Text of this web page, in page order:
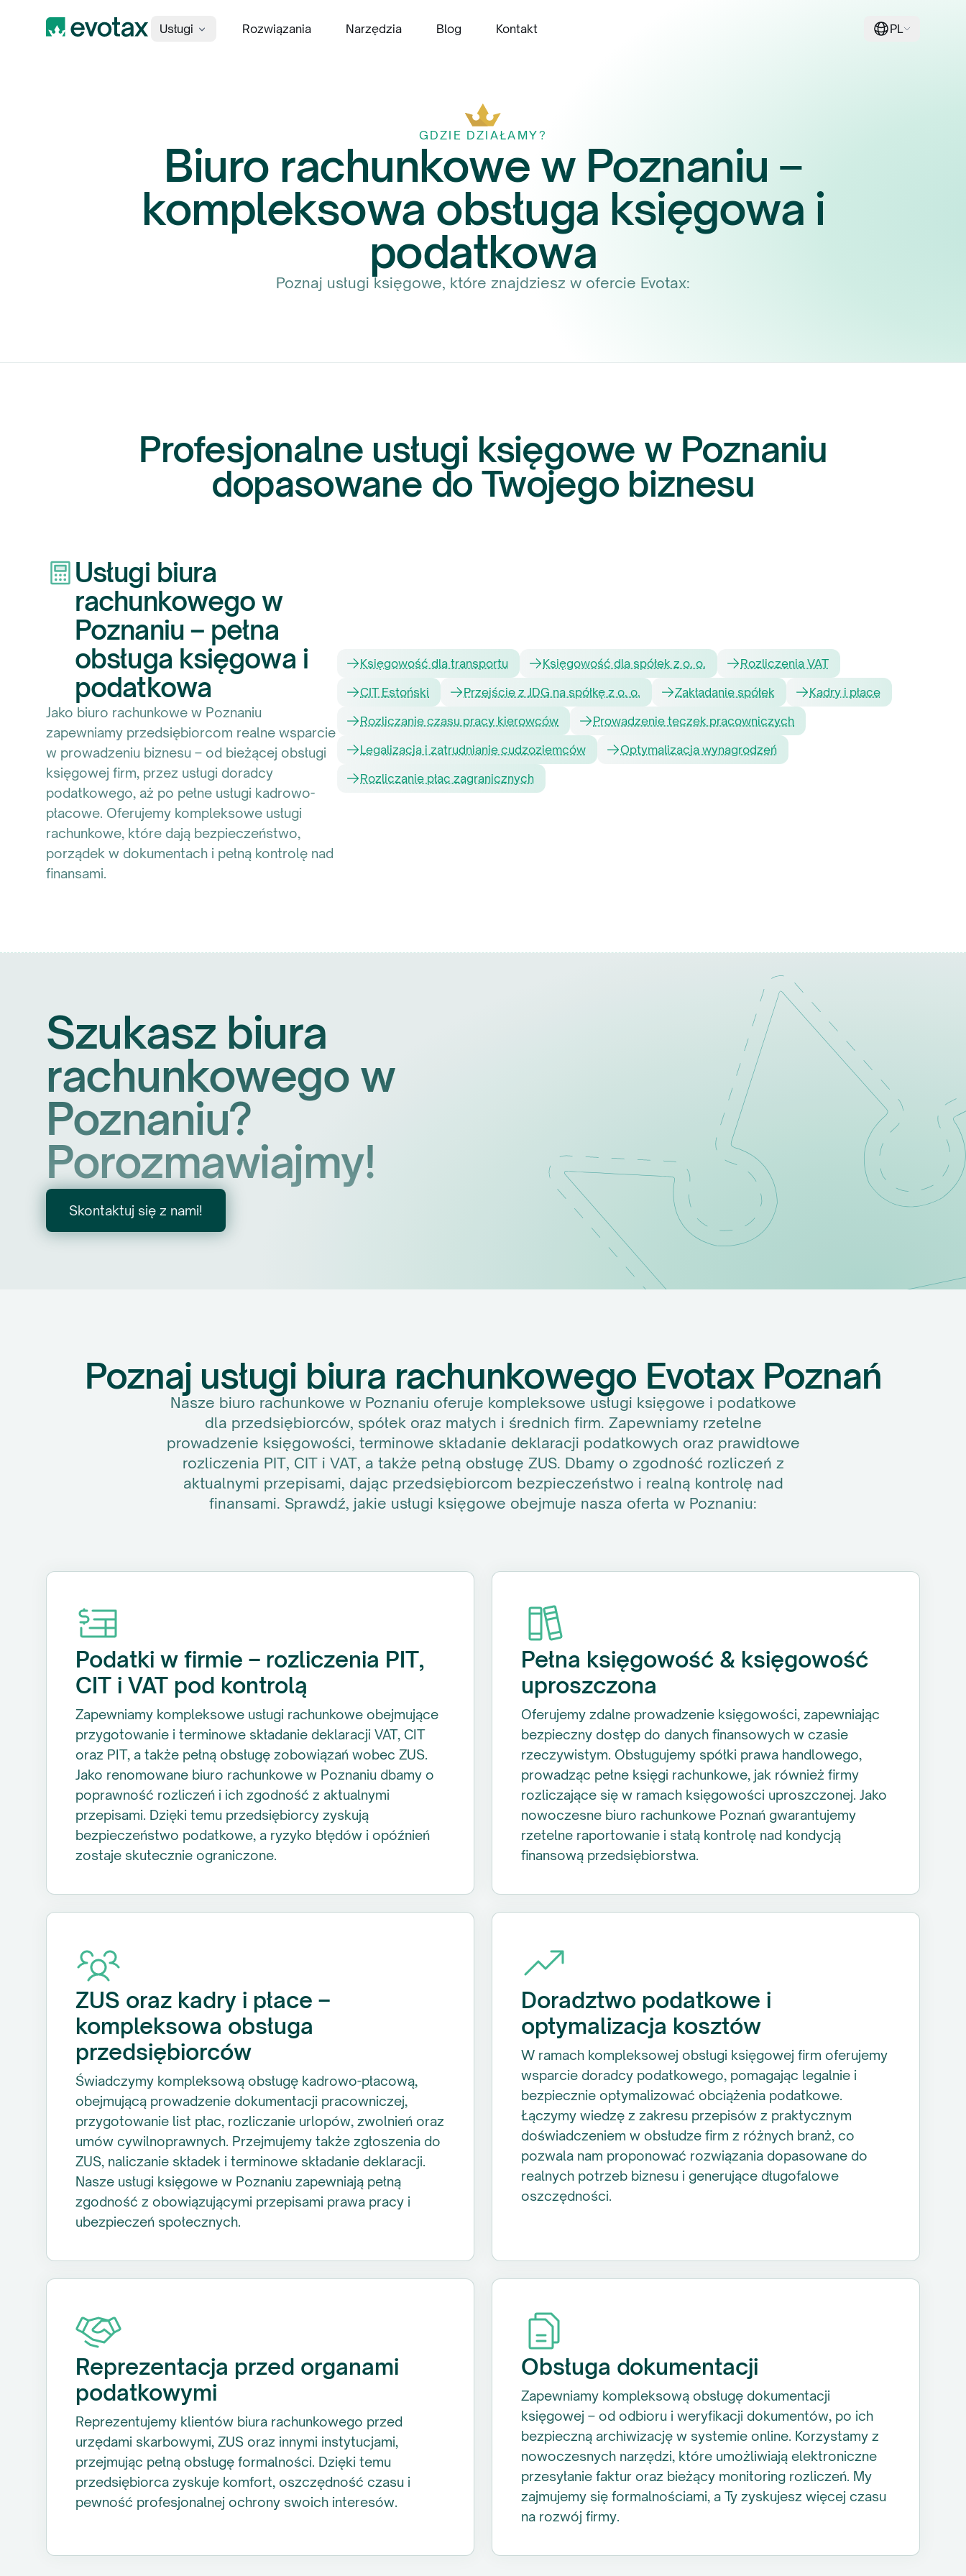
Evotax Usługi Rozwiązania Narzędzia Blog Kontakt PL
GDZIE DZIAŁAMY?
Biuro rachunkowe w Poznaniu –
kompleksowa obsługa księgowa i
podatkowa
Poznaj usługi księgowe, które znajdziesz w ofercie Evotax:
Profesjonalne usługi księgowe w Poznaniu
dopasowane do Twojego biznesu
Usługi biura
rachunkowego w
Poznaniu – pełna
obsługa księgowa i
podatkowa
Jako biuro rachunkowe w Poznaniu
zapewniamy przedsiębiorcom realne wsparcie
w prowadzeniu biznesu – od bieżącej obsługi
księgowej firm, przez usługi doradcy
podatkowego, aż po pełne usługi kadrowo-
płacowe. Oferujemy kompleksowe usługi
rachunkowe, które dają bezpieczeństwo,
porządek w dokumentach i pełną kontrolę nad
finansami.
Księgowość dla transportu Księgowość dla spółek z o. o.
Rozliczenia VAT
CIT Estoński
Przejście z JDG na spółkę z o. o. Zakładanie spółek
Kadry i płace
Rozliczanie czasu pracy kierowców
Prowadzenie teczek pracowniczych
Legalizacja i zatrudnianie cudzoziemców
Optymalizacja wynagrodzeń
Rozliczanie płac zagranicznych
Szukasz biura
rachunkowego w
Poznaniu?
Porozmawiajmy!
Skontaktuj się z nami!
Poznaj usługi biura rachunkowego Evotax Poznań
Nasze biuro rachunkowe w Poznaniu oferuje kompleksowe usługi księgowe i podatkowe
dla przedsiębiorców, spółek oraz małych i średnich firm. Zapewniamy rzetelne
prowadzenie księgowości, terminowe składanie deklaracji podatkowych oraz prawidłowe
rozliczenia PIT, CIT i VAT, a także pełną obsługę ZUS. Dbamy o zgodność rozliczeń z
aktualnymi przepisami, dając przedsiębiorcom bezpieczeństwo i realną kontrolę nad
finansami. Sprawdź, jakie usługi księgowe obejmuje nasza oferta w Poznaniu:
Podatki w firmie – rozliczenia PIT,
CIT i VAT pod kontrolą
Zapewniamy kompleksowe usługi rachunkowe obejmujące
przygotowanie i terminowe składanie deklaracji VAT, CIT
oraz PIT, a także pełną obsługę zobowiązań wobec ZUS.
Jako renomowane biuro rachunkowe w Poznaniu dbamy o
poprawność rozliczeń i ich zgodność z aktualnymi
przepisami. Dzięki temu przedsiębiorcy zyskują
bezpieczeństwo podatkowe, a ryzyko błędów i opóźnień
zostaje skutecznie ograniczone.
Pełna księgowość & księgowość
uproszczona
Oferujemy zdalne prowadzenie księgowości, zapewniając
bezpieczny dostęp do danych finansowych w czasie
rzeczywistym. Obsługujemy spółki prawa handlowego,
prowadząc pełne księgi rachunkowe, jak również firmy
rozliczające się w ramach księgowości uproszczonej. Jako
nowoczesne biuro rachunkowe Poznań gwarantujemy
rzetelne raportowanie i stałą kontrolę nad kondycją
finansową przedsiębiorstwa.
ZUS oraz kadry i płace –
kompleksowa obsługa
przedsiębiorców
Świadczymy kompleksową obsługę kadrowo-płacową,
obejmującą prowadzenie dokumentacji pracowniczej,
przygotowanie list płac, rozliczanie urlopów, zwolnień oraz
umów cywilnoprawnych. Przejmujemy także zgłoszenia do
ZUS, naliczanie składek i terminowe składanie deklaracji.
Nasze usługi księgowe w Poznaniu zapewniają pełną
zgodność z obowiązującymi przepisami prawa pracy i
ubezpieczeń społecznych.
Doradztwo podatkowe i
optymalizacja kosztów
W ramach kompleksowej obsługi księgowej firm oferujemy
wsparcie doradcy podatkowego, pomagając legalnie i
bezpiecznie optymalizować obciążenia podatkowe.
Łączymy wiedzę z zakresu przepisów z praktycznym
doświadczeniem w obsłudze firm z różnych branż, co
pozwala nam proponować rozwiązania dopasowane do
realnych potrzeb biznesu i generujące długofalowe
oszczędności.
Reprezentacja przed organami
podatkowymi
Reprezentujemy klientów biura rachunkowego przed
urzędami skarbowymi, ZUS oraz innymi instytucjami,
przejmując pełną obsługę formalności. Dzięki temu
przedsiębiorca zyskuje komfort, oszczędność czasu i
pewność profesjonalnej ochrony swoich interesów.
Obsługa dokumentacji
Zapewniamy kompleksową obsługę dokumentacji
księgowej – od odbioru i weryfikacji dokumentów, po ich
bezpieczną archiwizację w systemie online. Korzystamy z
nowoczesnych narzędzi, które umożliwiają elektroniczne
przesyłanie faktur oraz bieżący monitoring rozliczeń. My
zajmujemy się formalnościami, a Ty zyskujesz więcej czasu
na rozwój firmy.